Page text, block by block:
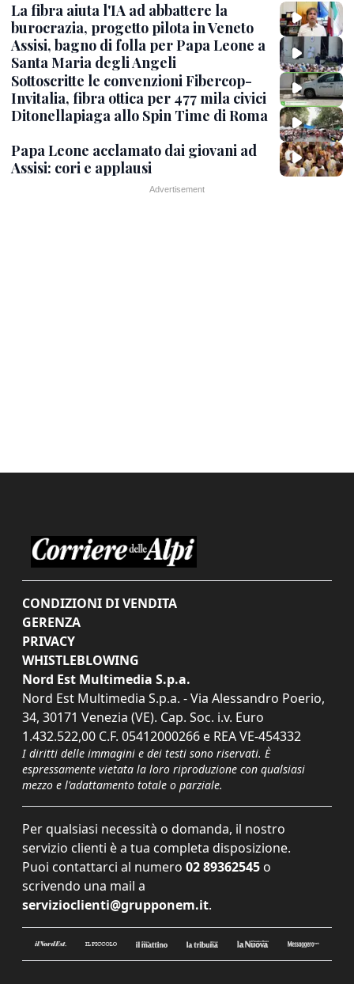
La fibra aiuta l'IA ad abbattere la
burocrazia, progetto pilota in Veneto
Assisi, bagno di folla per Papa Leone a
Santa Maria degli Angeli
Sottoscritte le convenzioni Fibercop-
Invitalia, fibra ottica per 477 mila civici
Ditonellapiaga allo Spin Time di Roma
Papa Leone acclamato dai giovani ad
Assisi: cori e applausi
CONDIZIONI DI VENDITA
GERENZA
PRIVACY
WHISTLEBLOWING
Nord Est Multimedia S.p.a.
Nord Est Multimedia S.p.a. - Via Alessandro Poerio,
34, 30171 Venezia (VE). Cap. Soc. i.v. Euro
1.432.522,00 C.F. 05412000266 e REA VE-454332
I diritti delle immagini e dei testi sono riservati. È
espressamente vietata la loro riproduzione con qualsiasi
mezzo e l'adattamento totale o parziale.
Per qualsiasi necessità o domanda, il nostro
servizio clienti è a tua completa disposizione.
Puoi contattarci al numero 02 89362545 o
scrivendo una mail a
servizioclienti@grupponem.it.